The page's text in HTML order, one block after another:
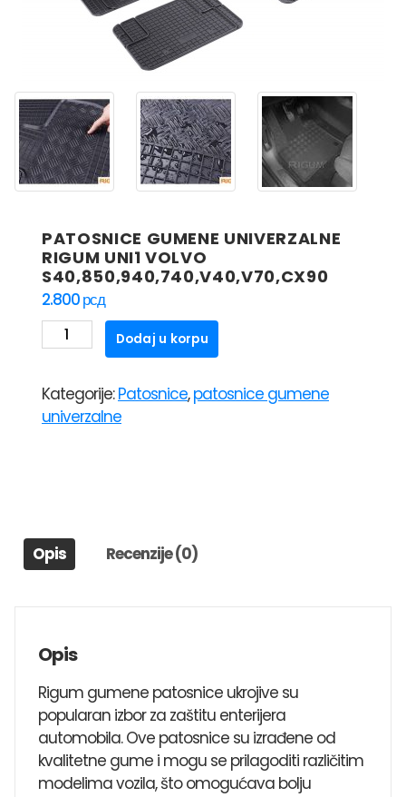
PATOSNICE GUMENE UNIVERZALNE
RIGUM UNI1 VOLVO
S40,850,940,740,V40,V70,CX90
2.800рсд
PATOSNICE
GUMENE
RIGUM
UNI1
Dodaj u korpu
Kategorije:Patosnice,patosnice gumene
univerzalne
Opis Recenzije (0)
Opis
Rigum gumene patosnice ukrojive su
popularan izbor za zaštitu enterijera
automobila. Ove patosnice su izrađene od
kvalitetne gume i mogu se prilagoditi različitim
modelima vozila, što omogućava bolju